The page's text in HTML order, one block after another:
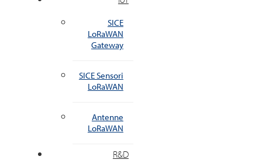
SICE
LoRaWAN
Gateway
SICE Sensori
LoRaWAN
Antenne
LoRaWAN
R&D